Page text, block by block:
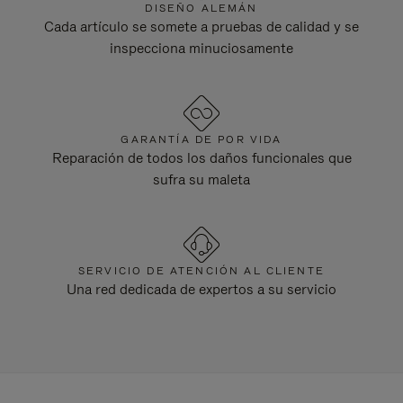
DISEÑO ALEMÁN
Cada artículo se somete a pruebas de calidad y se
inspecciona minuciosamente
GARANTÍA DE POR VIDA
Reparación de todos los daños funcionales que
sufra su maleta
SERVICIO DE ATENCIÓN AL CLIENTE
Una red dedicada de expertos a su servicio